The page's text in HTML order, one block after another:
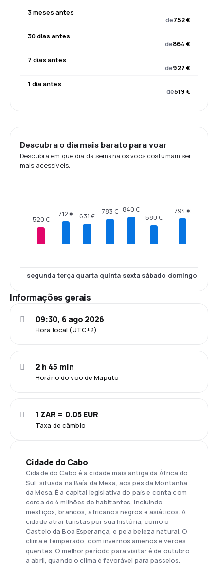
3 meses antes
de752 €
30 dias antes
de864 €
7 dias antes
de927 €
1 dia antes
de519 €
Descubra o dia mais barato para voar
Descubra em que dia da semana os voos costumam ser
mais acessíveis.
520 €
segunda
712 €
terça
631 €
quarta
783 €
quinta
840 €
sexta
580 €
sábado
794 €
domingo
Informações gerais
Hora local (UTC+2)
09:30, 6 ago 2026
Horário do voo de Maputo
2 h 45 min
Taxa de câmbio
1 ZAR = 0.05 EUR
Cidade do Cabo
Cidade do Cabo é a cidade mais antiga da África do
Sul, situada na Baía da Mesa, aos pés da Montanha
da Mesa. É a capital legislativa do país e conta com
cerca de 4 milhões de habitantes, incluindo
mestiços, brancos, africanos negros e asiáticos. A
cidade atrai turistas por sua história, como o
Castelo da Boa Esperança, e pela beleza natural. O
clima é temperado, com invernos amenos e verões
quentes. O melhor período para visitar é de outubro
a abril, quando o clima é favorável para passeios.